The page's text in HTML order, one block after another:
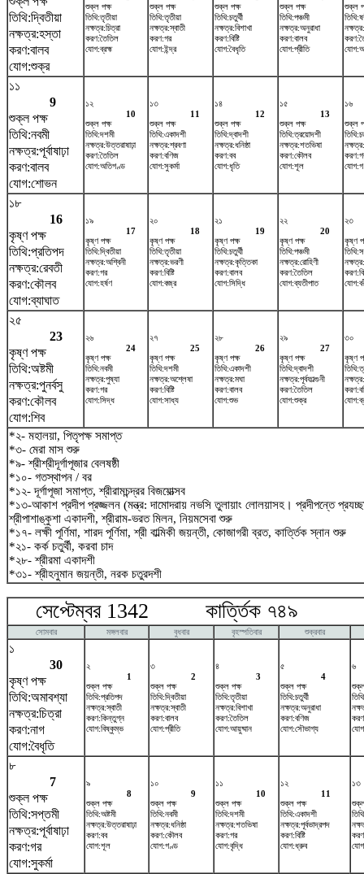
তিথি:দ্বিতীয়া
নক্ষত্র:হস্তা
করণ:বালব
যোগ:শুক্র
শুক্ল পক্ষ
তিথি:তৃতীয়া
নক্ষত্র:চিত্রা
করণ:তৈতিল
যোগ:ব্রহ্ম
শুক্ল পক্ষ
তিথি:তৃতীয়া
নক্ষত্র:স্বাতী
করণ:গর
যোগ:ইন্দ্র
শুক্ল পক্ষ
তিথি:চতুর্থী
নক্ষত্র:বিশাখা
করণ:বিষ্টি
যোগ:বৈধৃতি
শুক্ল পক্ষ
তিথি:পঞ্চমী
নক্ষত্র:অনুরাধা
করণ:বালব
যোগ:প্রীতি
শুক্ল
১১
9
শুক্ল পক্ষ
তিথি:নবমী
নক্ষত্র:পূর্বাষাঢ়া
করণ:বালব
যোগ:শোভন
১২
10
শুক্ল পক্ষ
তিথি:দশমী
নক্ষত্র:উত্তরাষাঢ়া
করণ:তৈতিল
যোগ:অতিগণ্ড
১৩
11
শুক্ল পক্ষ
তিথি:একাদশী
নক্ষত্র:শ্রবণা
করণ:বণিজ
যোগ:সুকর্মা
১৪
12
শুক্ল পক্ষ
তিথি:দ্বাদশী
নক্ষত্র:ধনিষ্ঠা
করণ:বব
যোগ:ধৃতি
১৫
13
শুক্ল পক্ষ
তিথি:ত্রয়োদশী
নক্ষত্র:শতভিষ‌া
করণ:কৌলব
যোগ:শূল
১৬
শুক্ল
১৮
16
কৃষ্ণ পক্ষ
তিথি:প্রতিপদ
নক্ষত্র:রেবতী
করণ:কৌলব
যোগ:ব্যাঘাত
১৯
17
কৃষ্ণ পক্ষ
তিথি:দ্বিতীয়া
নক্ষত্র:অশ্বিনী
করণ:গর
যোগ:হর্ষণ
২০
18
কৃষ্ণ পক্ষ
তিথি:তৃতীয়া
নক্ষত্র:ভরণী
করণ:বিষ্টি
যোগ:বজ্র
২১
19
কৃষ্ণ পক্ষ
তিথি:চতুর্থী
নক্ষত্র:কৃত্তিকা
করণ:বালব
যোগ:সিদ্ধি
২২
20
কৃষ্ণ পক্ষ
তিথি:পঞ্চমী
নক্ষত্র:রোহিণী
করণ:তৈতিল
যোগ:ব্যতীপাত
২৩
কৃষ্ণ
২৫
23
কৃষ্ণ পক্ষ
তিথি:অষ্টমী
নক্ষত্র:পুনর্বসু
করণ:কৌলব
যোগ:শিব
২৬
24
কৃষ্ণ পক্ষ
তিথি:নবমী
নক্ষত্র:পুষ্যা
করণ:গর
যোগ:সিদ্ধ
২৭
25
কৃষ্ণ পক্ষ
তিথি:দশমী
নক্ষত্র:অশ্লেষা
করণ:বিষ্টি
যোগ:সাধ্য
২৮
26
কৃষ্ণ পক্ষ
তিথি:একাদশী
নক্ষত্র:মঘা
করণ:বালব
যোগ:শুভ
২৯
27
কৃষ্ণ পক্ষ
তিথি:দ্বাদশী
নক্ষত্র:পূর্বফাল্গুনী
করণ:তৈতিল
যোগ:শুক্র
৩০
কৃষ্ণ
*২- মহালয়া, পিতৃপক্ষ সমাপ্ত
*৩- মেরা মাস শুরু
*৯- শ্রীশ্রীদূর্গাপূজার বেলষষ্ঠী
*১০- গতস্থাপন / বর
*১২- দূর্গাপূজা সমাপ্ত, শ্রীরামচন্দ্রর বিজয়োত্সব
*১৩-আকাশ প্রদীপ প্রজ্জলন (মন্ত্র: দামোদরায় নভসি তুলায়াং লোলয়াসহ। প্রদীপন্তে
শ্রীপাশাঙ্কুশা একাদশী, শ্রীরাম-ভরত মিলন, নিয়মসেবা শুরু
*১৭- লক্ষী পূর্ণিমা, শারদ পূর্ণিমা, শ্রী বাল্মিকী জয়ন্তী, কোজাগরী ব্রত, কার্ত্তিক স্নান শুরু
*২১- কর্ক চতুর্থী, করবা চাদ
*২৮- শ্রীরমা একাদশী
*৩১- শ্রীহনুমান জয়ন্তী, নরক চতুরদশী
সেপ্টেম্বর 1342 কার্ত্তিক ৭৪৯
সোমবার মঙ্গলবার বুধবার বৃহস্পতিবার শুক্রবার
১
30
কৃষ্ণ পক্ষ
তিথি:অমাবশ্যা
নক্ষত্র:চিত্রা
করণ:নাগ
যোগ:বৈধৃতি
২
1
শুক্ল পক্ষ
তিথি:প্রতিপদ
নক্ষত্র:স্বাতী
করণ:কিন্তুগ্ন
যোগ:বিষ্কুম্ভ
৩
2
শুক্ল পক্ষ
তিথি:দ্বিতীয়া
নক্ষত্র:স্বাতী
করণ:বালব
যোগ:প্রীতি
৪
3
শুক্ল পক্ষ
তিথি:তৃতীয়া
নক্ষত্র:বিশাখা
করণ:তৈতিল
যোগ:আয়ুষ্মান
৫
4
শুক্ল পক্ষ
তিথি:চতুর্থী
নক্ষত্র:অনুরাধা
করণ:বণিজ
যোগ:সৌভাগ্য
৬
৮
7
শুক্ল পক্ষ
তিথি:সপ্তমী
নক্ষত্র:পূর্বাষাঢ়া
করণ:গর
যোগ:সুকর্মা
৯
8
শুক্ল পক্ষ
তিথি:অষ্টমী
নক্ষত্র:উত্তরাষাঢ়া
করণ:বব
যোগ:শূল
১০
9
শুক্ল পক্ষ
তিথি:নবমী
নক্ষত্র:ধনিষ্ঠা
করণ:কৌলব
যোগ:গণ্ড
১১
10
শুক্ল পক্ষ
তিথি:দশমী
নক্ষত্র:শতভিষ‌া
করণ:গর
যোগ:বৃদ্ধি
১২
11
শুক্ল পক্ষ
তিথি:একাদশী
নক্ষত্র:পূর্বভাদ্রপদ
করণ:বিষ্টি
যোগ:ধ্রুব
১৩